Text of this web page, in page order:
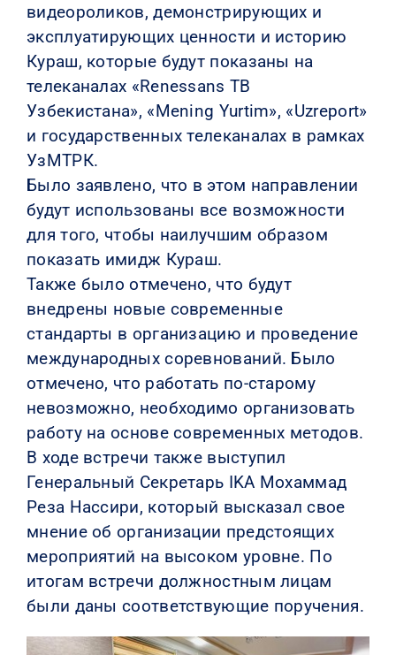
видеороликов, демонстрирующих и
эксплуатирующих ценности и историю
Кураш, которые будут показаны на
телеканалах «Renessans ТВ
Узбекистана», «Mening Yurtim», «Uzreport»
и государственных телеканалах в рамках
УзМТРК.
Было заявлено, что в этом направлении
будут использованы все возможности
для того, чтобы наилучшим образом
показать имидж Кураш.
Также было отмечено, что будут
внедрены новые современные
стандарты в организацию и проведение
международных соревнований. Было
отмечено, что работать по-старому
невозможно, необходимо организовать
работу на основе современных методов.
В ходе встречи также выступил
Генеральный Секретарь IKA Мохаммад
Реза Нассири, который высказал свое
мнение об организации предстоящих
мероприятий на высоком уровне. По
итогам встречи должностным лицам
были даны соответствующие поручения.